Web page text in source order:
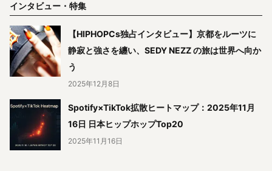
インタビュー・特集
【HIPHOPCs独占インタビュー】京都をルーツに
静寂と強さを纏い、SEDY NEZZ の旅は世界へ向か
う
2025年12月8日
Spotify×TikTok拡散ヒートマップ：2025年11月
16日 日本ヒップホップTop20
2025年11月16日